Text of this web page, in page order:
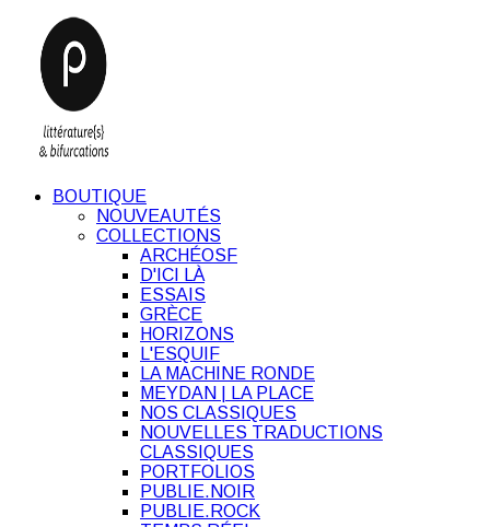
BOUTIQUE
NOUVEAUTÉS
COLLECTIONS
ARCHÉOSF
D'ICI LÀ
ESSAIS
GRÈCE
HORIZONS
L'ESQUIF
LA MACHINE RONDE
MEYDAN | LA PLACE
NOS CLASSIQUES
NOUVELLES TRADUCTIONS
CLASSIQUES
PORTFOLIOS
PUBLIE.NOIR
PUBLIE.ROCK